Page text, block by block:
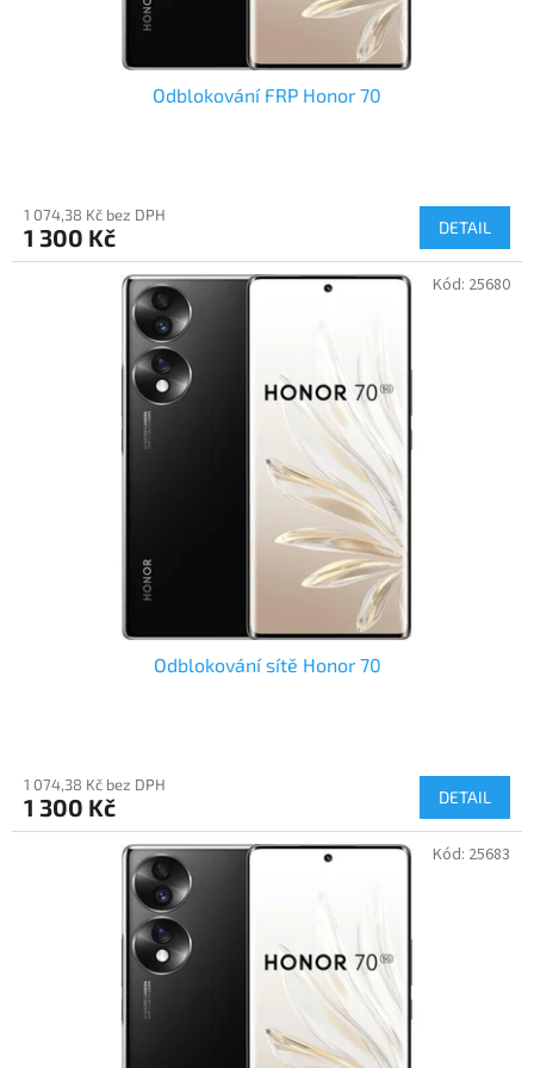
Odblokování FRP Honor 70
1 074,38 Kč bez DPH
1 300 Kč DETAIL
Odblokování sítě Honor 70
1 074,38 Kč bez DPH
1 300 Kč DETAIL
Kód: 25680
Kód: 25683